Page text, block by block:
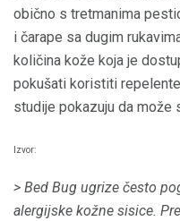
obično s tretmanima
i čarape sa dugim
količina kože koja je
pokušati koristiti
studije pokazuju da može
Izvor:
> Bed Bug ugrize često
alergijske kožne sisice.